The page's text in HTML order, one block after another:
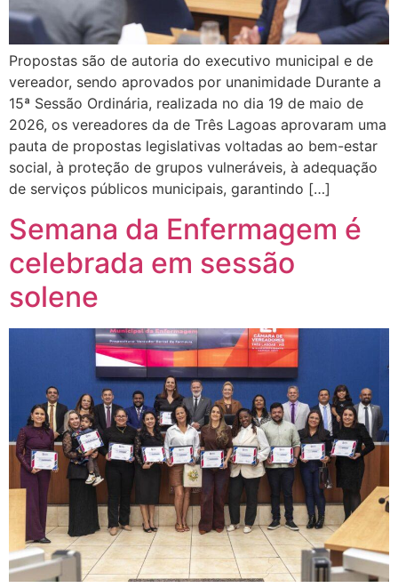
Propostas são de autoria do executivo municipal e de
vereador, sendo aprovados por unanimidade Durante a
15ª Sessão Ordinária, realizada no dia 19 de maio de
2026, os vereadores da de Três Lagoas aprovaram uma
pauta de propostas legislativas voltadas ao bem-estar
social, à proteção de grupos vulneráveis, à adequação
de serviços públicos municipais, garantindo […]
Semana da Enfermagem é
celebrada em sessão
solene